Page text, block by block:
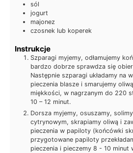
sól
jogurt
majonez
czosnek lub koperek
Instrukcje
Szparagi myjemy, odłamujemy
bardzo dobrze sprawdza się
Następnie szparagi układamy na
pieczenia blasze i smarujemy
miękkości, w nagrzanym do 220
10 – 12 minut.
Dorsza myjemy, osuszamy,
cytrynowym, skrapiamy oliwą i
pieczenia w papiloty (końcówki
przygotowane papiloty
pieczenia i pieczemy 8 - 10 minut